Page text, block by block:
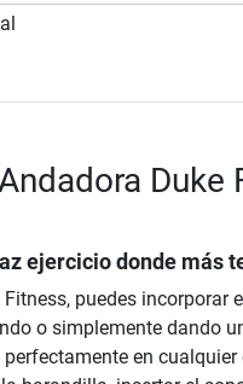
Duke
ejercicio donde más
puedes incorporar
o simplemente dando
en